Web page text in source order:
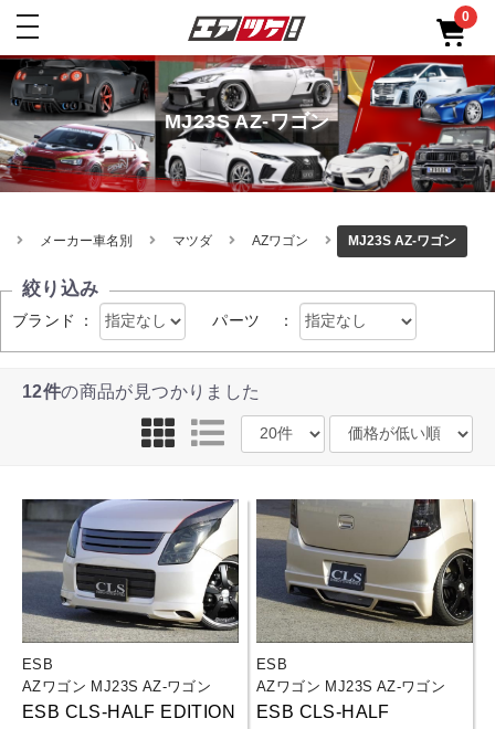
toggle
0
MJ23S AZ-ワゴン
メーカー車名別 マツダ AZワゴン MJ23S AZ-ワゴン
絞り込み
ブランド ： パーツ ：
12件の商品が見つかりました
ESB
AZワゴン MJ23S AZ-ワゴン
ESB CLS-HALF EDITION
ESB
AZワゴン MJ23S AZ-ワゴン
ESB CLS-HALF